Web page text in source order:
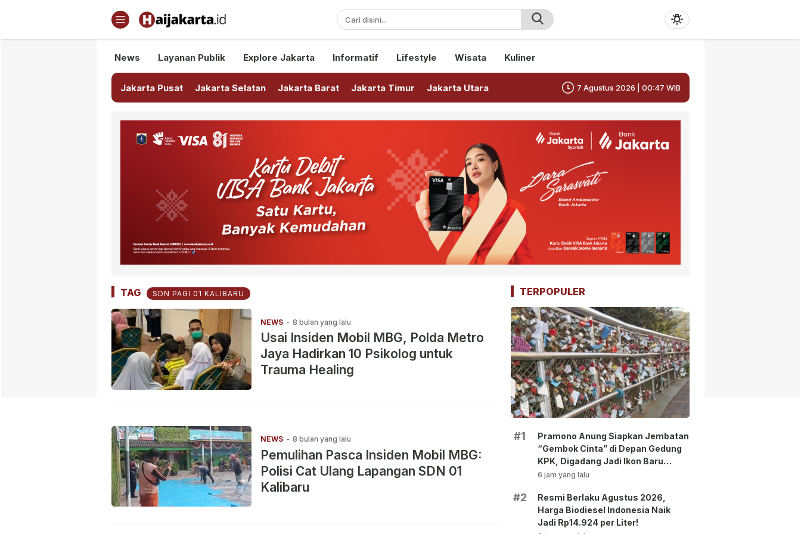
Haijakarta.id
Semua Tentang Jakarta Ada Disini!
News Layanan Publik Explore Jakarta Informatif Lifestyle Wisata Kuliner
Jakarta Pusat Jakarta Selatan Jakarta Barat Jakarta Timur Jakarta Utara 7 Agustus 2026 | 00:47 WIB
TAG SDN PAGI 01 KALIBARU
NEWS - 8 bulan yang lalu
Usai Insiden Mobil MBG, Polda Metro
Jaya Hadirkan 10 Psikolog untuk
Trauma Healing
NEWS - 8 bulan yang lalu
Pemulihan Pasca Insiden Mobil MBG:
Polisi Cat Ulang Lapangan SDN 01
Kalibaru
TERPOPULER
#1
Pramono Anung Siapkan Jembatan
“Gembok Cinta” di Depan Gedung
KPK, Digadang Jadi Ikon Baru
Jakarta!
6 jam yang lalu
#2
Resmi Berlaku Agustus 2026,
Harga Biodiesel Indonesia Naik
Jadi Rp14.924 per Liter!